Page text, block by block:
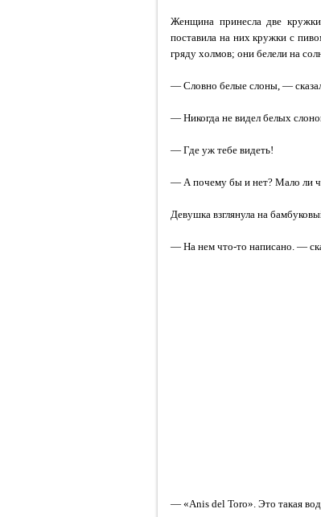
Женщина принесла две
поставила на них кружки с
гряду холмов; они белели на
— Словно белые слоны, —
— Никогда не видел белых
— Где уж тебе видеть!
— А почему бы и нет? Мало ли
Девушка взглянула на
— На нем что-то написано. —
— «Anis del Toro». Это такая